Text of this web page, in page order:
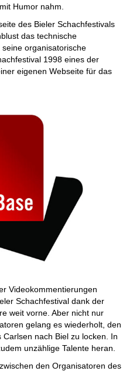
Humor nahm.
des Bieler Schachfestivals
das technische
organisatorische
1998 eines der
eigenen Webseite für das
Videokommentierungen
Schachfestival dank der
weit vorne. Aber nicht nur
gelang es wiederholt, den
nach Biel zu locken. In
unzählige Talente heran.
den Organisatoren des